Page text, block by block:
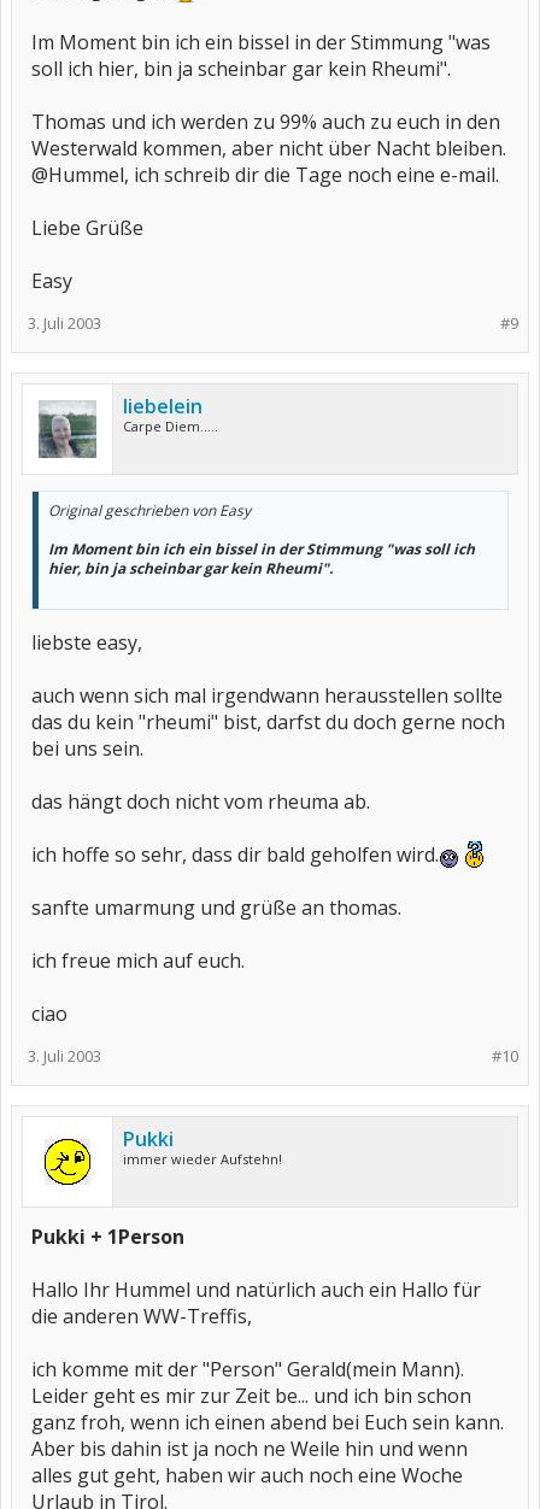
Im Moment bin ich ein bissel in der Stimmung "was
soll ich hier, bin ja scheinbar gar kein Rheumi".
Thomas und ich werden zu 99% auch zu euch in den
Westerwald kommen, aber nicht über Nacht bleiben.
@Hummel, ich schreib dir die Tage noch eine e-mail.
Liebe Grüße
Easy
#9
3. Juli 2003
liebelein
Carpe Diem.....
Original geschrieben von Easy
Im Moment bin ich ein bissel in der Stimmung "was soll ich
hier, bin ja scheinbar gar kein Rheumi".
liebste easy,
auch wenn sich mal irgendwann herausstellen sollte
das du kein "rheumi" bist, darfst du doch gerne noch
bei uns sein.
das hängt doch nicht vom rheuma ab.
ich hoffe so sehr, dass dir bald geholfen wird.
sanfte umarmung und grüße an thomas.
ich freue mich auf euch.
ciao
#10
3. Juli 2003
Pukki
immer wieder Aufstehn!
Pukki + 1Person
Hallo Ihr Hummel und natürlich auch ein Hallo für
die anderen WW-Treffis,
ich komme mit der "Person" Gerald(mein Mann).
Leider geht es mir zur Zeit be... und ich bin schon
ganz froh, wenn ich einen abend bei Euch sein kann.
Aber bis dahin ist ja noch ne Weile hin und wenn
alles gut geht, haben wir auch noch eine Woche
Urlaub in Tirol.